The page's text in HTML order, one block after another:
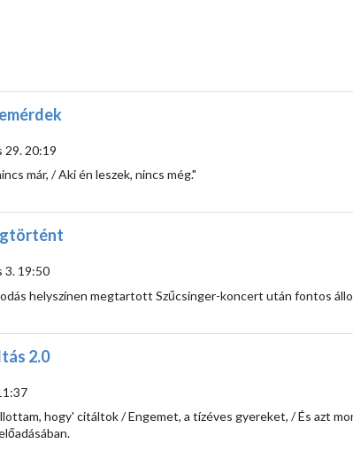
29. 20:19
már, / Aki én leszek, nincs még."
3. 19:50
helyszínen megtartott Szűcsinger-koncert után fontos
2.0
hogy' citáltok / Engemet, a tízéves gyereket, / És azt